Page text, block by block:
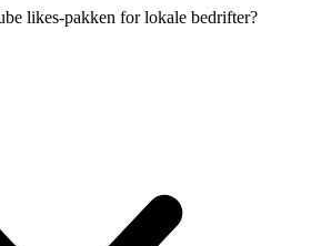
likes-pakken for lokale bedrifter?